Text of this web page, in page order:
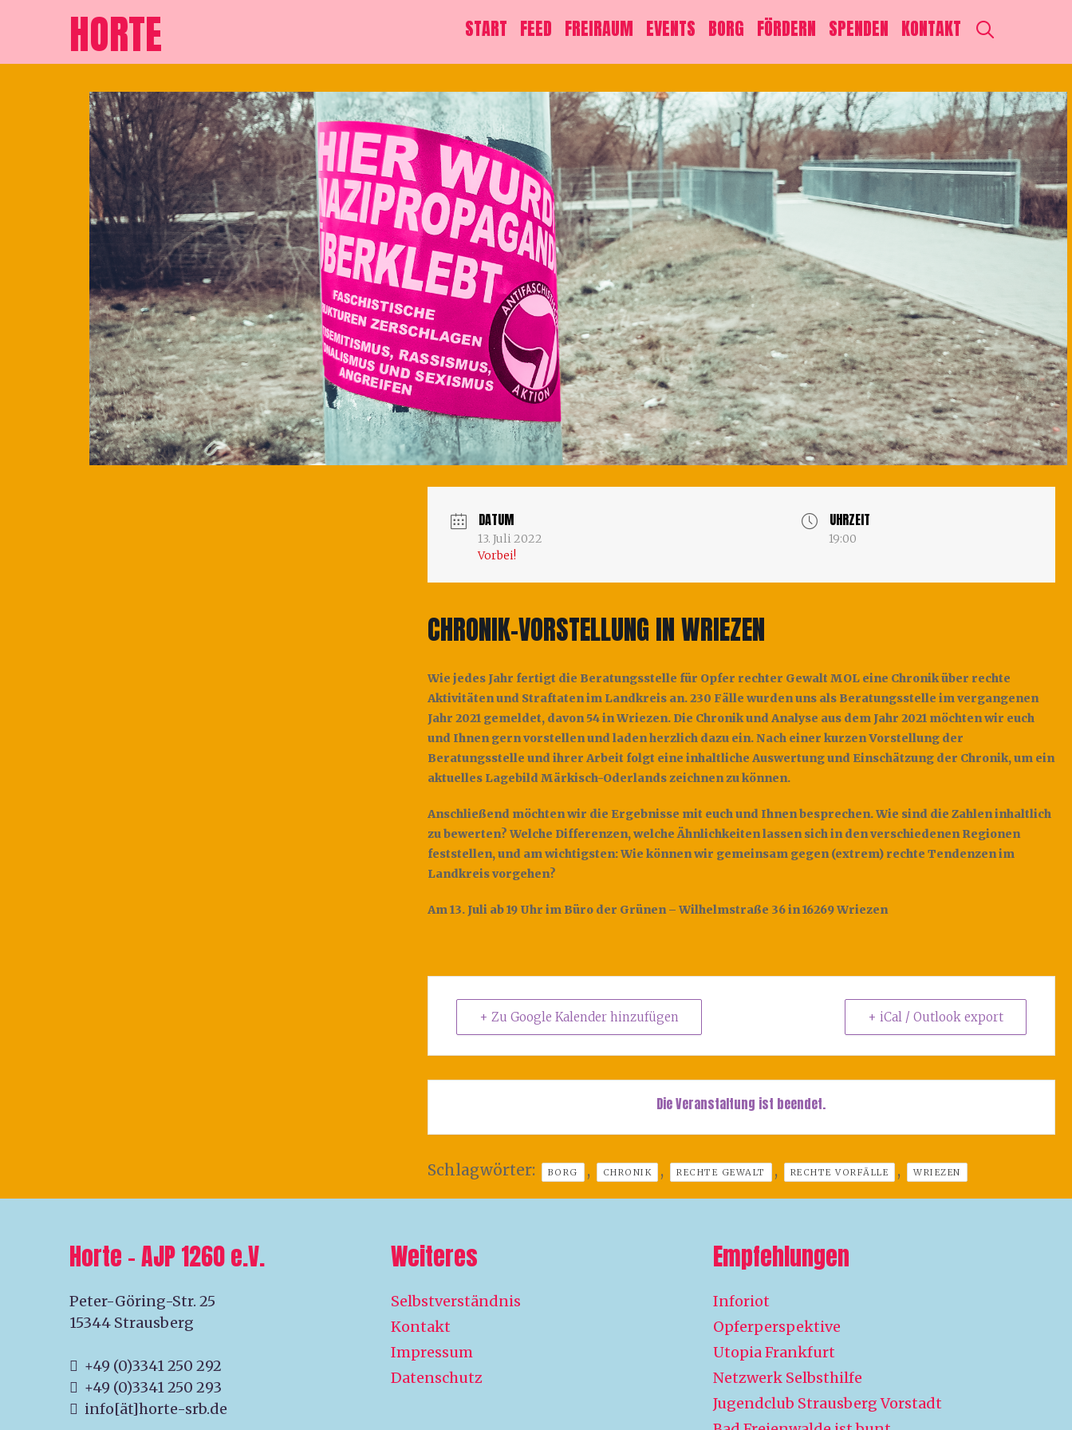
HORTE START FEED FREIRAUM EVENTS BORG FÖRDERN SPENDEN KONTAKT
DATUM
13. Juli 2022
Vorbei!
UHRZEIT
19:00
CHRONIK-VORSTELLUNG IN WRIEZEN
Wie jedes Jahr fertigt die Beratungsstelle für Opfer rechter Gewalt MOL eine Chronik über rechte
Aktivitäten und Straftaten im Landkreis an. 230 Fälle wurden uns als Beratungsstelle im vergangenen
Jahr 2021 gemeldet, davon 54 in Wriezen. Die Chronik und Analyse aus dem Jahr 2021 möchten wir euch
und Ihnen gern vorstellen und laden herzlich dazu ein. Nach einer kurzen Vorstellung der
Beratungsstelle und ihrer Arbeit folgt eine inhaltliche Auswertung und Einschätzung der Chronik, um ein
aktuelles Lagebild Märkisch-Oderlands zeichnen zu können.
Anschließend möchten wir die Ergebnisse mit euch und Ihnen besprechen. Wie sind die Zahlen inhaltlich
zu bewerten? Welche Differenzen, welche Ähnlichkeiten lassen sich in den verschiedenen Regionen
feststellen, und am wichtigsten: Wie können wir gemeinsam gegen (extrem) rechte Tendenzen im
Landkreis vorgehen?
Am 13. Juli ab 19 Uhr im Büro der Grünen – Wilhelmstraße 36 in 16269 Wriezen
+ Zu Google Kalender hinzufügen + iCal / Outlook export
Die Veranstaltung ist beendet.
Schlagwörter: BORG , CHRONIK , RECHTE GEWALT , RECHTE VORFÄLLE , WRIEZEN
Horte – AJP 1260 e.V.
Peter-Göring-Str. 25
15344 Strausberg
+49 (0)3341 250 292
+49 (0)3341 250 293
info[ät]horte-srb.de
Weiteres
Selbstverständnis
Kontakt
Impressum
Datenschutz
Empfehlungen
Inforiot
Opferperspektive
Utopia Frankfurt
Netzwerk Selbsthilfe
Jugendclub Strausberg Vorstadt